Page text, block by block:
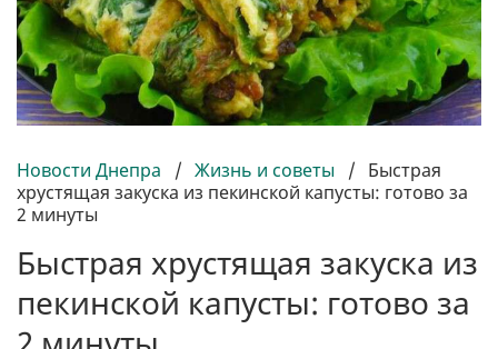
Новости Днепра / Жизнь и советы / Быстрая
хрустящая закуска из пекинской капусты: готово за
2 минуты
Быстрая хрустящая закуска из
пекинской капусты: готово за